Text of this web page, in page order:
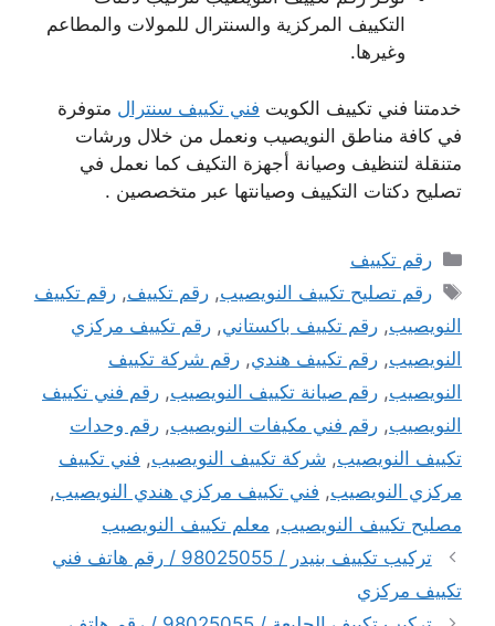
التكييف المركزية والسنترال للمولات والمطاعم
وغيرها.
خدمتنا فني تكييف الكويت فني تكييف سنترال متوفرة
في كافة مناطق النويصيب ونعمل من خلال ورشات
متنقلة لتنظيف وصيانة أجهزة التكيف كما نعمل في
تصليح دكتات التكييف وصيانتها عبر متخصصين .
التصنيفات
رقم تكييف
الوسوم
رقم تصليح تكييف النويصيب,رقم تكييف,رقم تكييف
النويصيب, رقم تكييف باكستاني, رقم تكييف مركزي
النويصيب, رقم تكييف هندي, رقم شركة تكييف
النويصيب, رقم صيانة تكييف النويصيب, رقم فني تكييف
النويصيب, رقم فني مكيفات النويصيب, رقم وحدات
تكييف النويصيب, شركة تكييف النويصيب, فني تكييف
مركزي النويصيب, فني تكييف مركزي هندي النويصيب,
مصليح تكييف النويصيب, معلم تكييف النويصيب
تركيب تكييف بنيدر / 98025055 / رقم هاتف فني
تكييف مركزي